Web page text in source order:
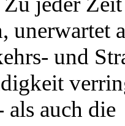
unerwartet
und
als auch die